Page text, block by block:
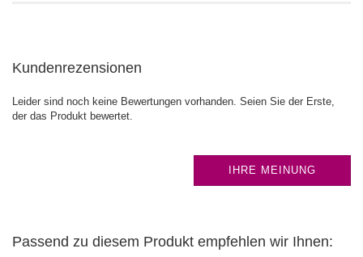
Kundenrezensionen
Leider sind noch keine Bewertungen vorhanden. Seien Sie der Erste,
der das Produkt bewertet.
IHRE MEINUNG
Passend zu diesem Produkt empfehlen wir Ihnen: